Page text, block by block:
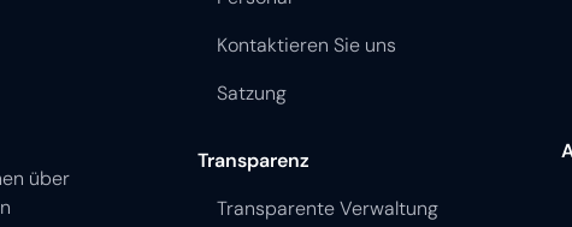
Satzung
Transparenz
Soziale Verantwortung